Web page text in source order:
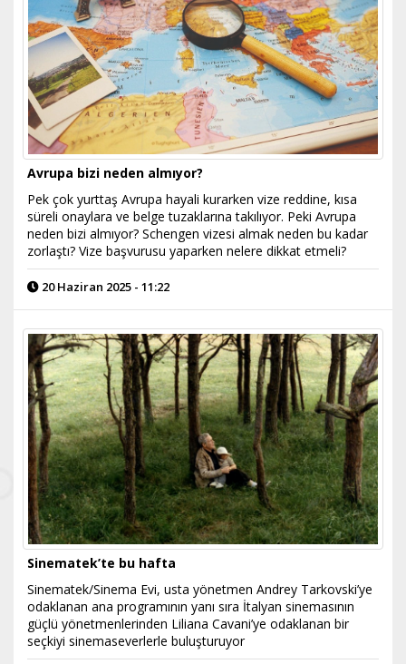
Avrupa bizi neden almıyor?
Pek çok yurttaş Avrupa hayali kurarken vize reddine, kısa
süreli onaylara ve belge tuzaklarına takılıyor. Peki Avrupa
neden bizi almıyor? Schengen vizesi almak neden bu kadar
zorlaştı? Vize başvurusu yaparken nelere dikkat etmeli?
20 Haziran 2025 - 11:22
Sinematek’te bu hafta
Sinematek/Sinema Evi, usta yönetmen Andrey Tarkovski’ye
odaklanan ana programının yanı sıra İtalyan sinemasının
güçlü yönetmenlerinden Liliana Cavani’ye odaklanan bir
seçkiyi sinemaseverlerle buluşturuyor